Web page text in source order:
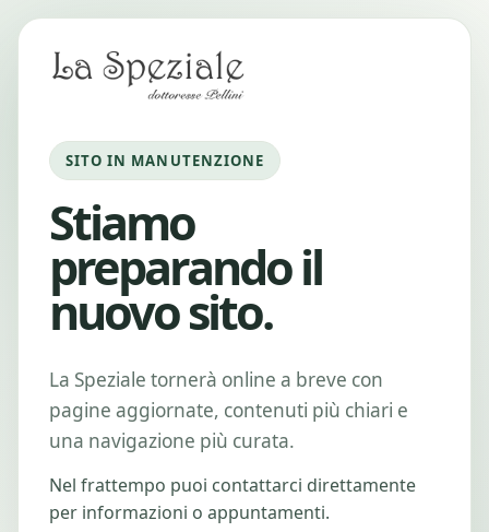
SITO IN MANUTENZIONE
Stiamo
preparando il
nuovo sito.
La Speziale tornerà online a breve con
pagine aggiornate, contenuti più chiari e
una navigazione più curata.
Nel frattempo puoi contattarci direttamente
per informazioni o appuntamenti.